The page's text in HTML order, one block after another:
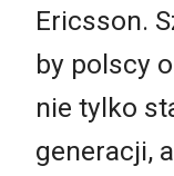
Ericsson.
by polscy
nie tylko
generacji,